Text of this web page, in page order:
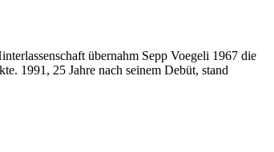
übernahm Sepp Voegeli 1967 die
1991, 25 Jahre nach seinem Debüt, stand